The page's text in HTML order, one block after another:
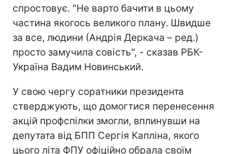
спростовує. "Не варто бачити в цьому
частина якогось великого плану. Швидше
за все, людини (Андрія Деркача – ред.)
просто замучила совість", - сказав РБК-
Україна Вадим Новинський.
У свою чергу соратники президента
стверджують, що домогтися перенесення
акцій профспілки змогли, вплинувши на
депутата від БПП Сергія Капліна, якого
цього літа ФПУ офіційно обрала своїм